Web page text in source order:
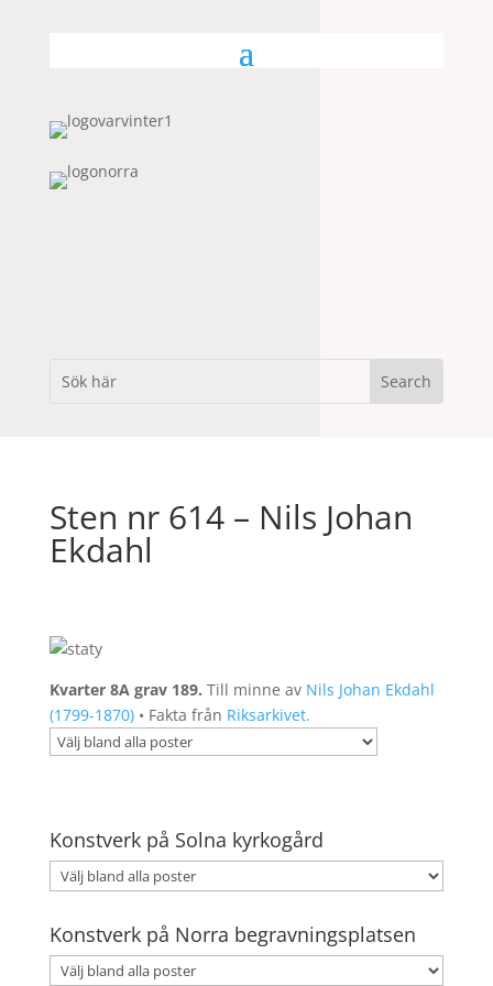
Sten nr 614 – Nils Johan
Ekdahl
Kvarter 8A grav 189. Till minne av Nils Johan Ekdahl
(1799-1870)• Fakta från Riksarkivet.
Konstverk på Solna kyrkogård
Konstverk på Norra begravningsplatsen